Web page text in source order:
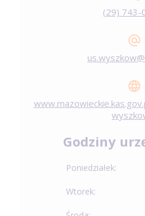
(29) 743-
Godziny
Poniedziałek:
Wtorek: